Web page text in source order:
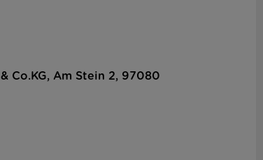
Co.KG, Am Stein 2, 97080